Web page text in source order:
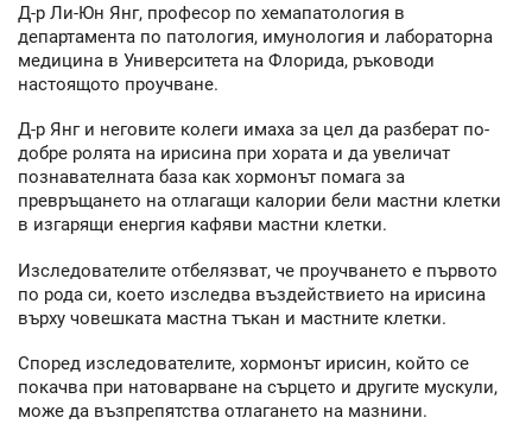
Д-р Ли-Юн Янг, професор по хемапатология в
департамента по патология, имунология и лабораторна
медицина в Университета на Флорида, ръководи
настоящото проучване.
Д-р Янг и неговите колеги имаха за цел да разберат по-
добре ролята на ирисина при хората и да увеличат
познавателната база как хормонът помага за
превръщането на отлагащи калории бели мастни клетки
в изгарящи енергия кафяви мастни клетки.
Изследователите отбелязват, че проучването е първото
по рода си, което изследва въздействието на ирисина
върху човешката мастна тъкан и мастните клетки.
Според изследователите, хормонът ирисин, който се
покачва при натоварване на сърцето и другите мускули,
може да възпрепятства отлагането на мазнини.